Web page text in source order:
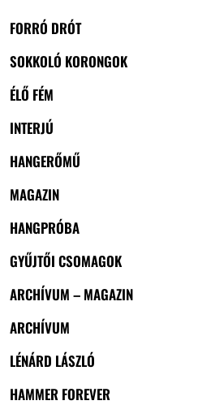
FORRÓ DRÓT
SOKKOLÓ KORONGOK
ÉLŐ FÉM
INTERJÚ
HANGERŐMŰ
MAGAZIN
HANGPRÓBA
GYŰJTŐI CSOMAGOK
ARCHÍVUM – MAGAZIN
ARCHÍVUM
LÉNÁRD LÁSZLÓ
HAMMER FOREVER